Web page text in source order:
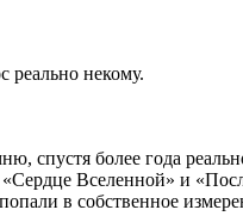
реально некому.
спустя более года
«Сердце Вселенной» и
в собственное